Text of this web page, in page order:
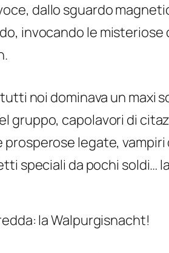
dallo sguardo
invocando le
noi dominava un maxi
gruppo, capolavori di
prosperose legate,
speciali da pochi soldi…
la Walpurgisnacht!